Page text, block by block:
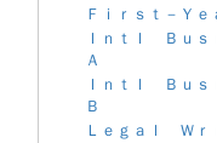
Ｆｉｒｓｔ－Ｙ
Ｉｎｔｌ Ｂｕ
Ａ
Ｉｎｔｌ Ｂｕ
Ｂ
Ｌｅｇａｌ Ｗｒ